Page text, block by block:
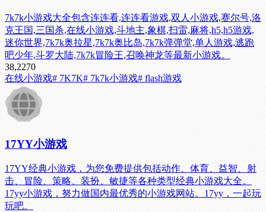
7k7k小游戏大全包含连连看,连连看游戏,双人小游戏,赛尔号,洛
克王国,三国杀,在线小游戏,斗地主,象棋,扫雷,麻将,h5,h5游戏,
迷你世界,7k7k奥拉星,7k7k奥比岛,7k7k弹弹堂,单人游戏,逃跑
吧少年,斗罗大陆,7k7k冒险王,召唤神龙等最新小游戏。
38,2270
在线小游戏# 7K7K# 7k7k小游戏# flash游戏
17YY小游戏
17YY经典小游戏，为您免费提供包括动作、体育、益智、射
击、冒险、策略、装扮、敏捷等各种类型经典小游戏大全。
17yy小游戏，努力做国内最优秀的小游戏网站。17yy，一起玩
玩吧。